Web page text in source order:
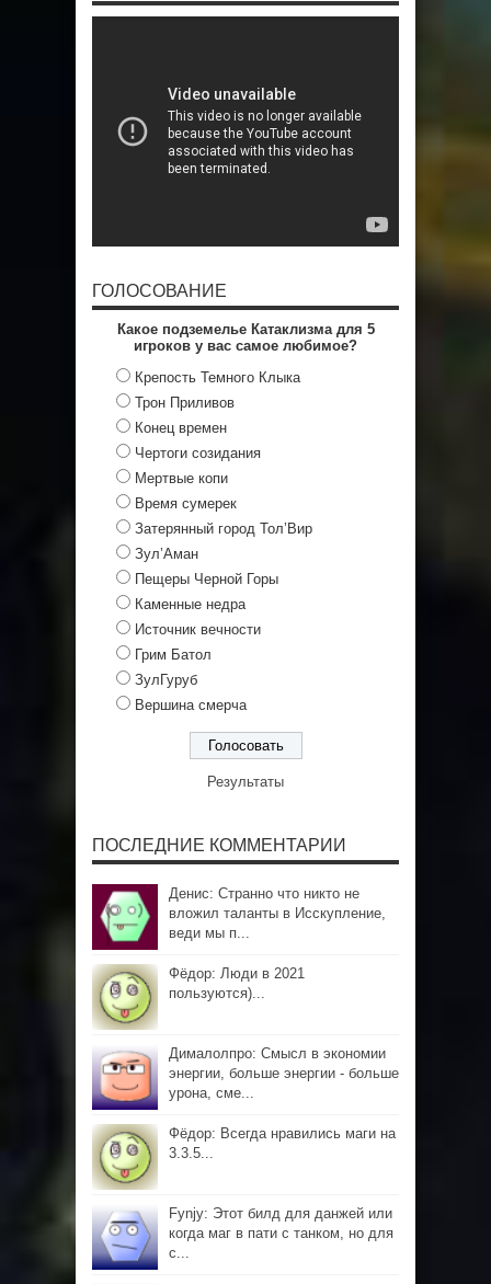
ГОЛОСОВАНИЕ
Какое подземелье Катаклизма для 5
игроков у вас самое любимое?
Крепость Темного Клыка
Трон Приливов
Конец времен
Чертоги созидания
Мертвые копи
Время сумерек
Затерянный город Тол’Вир
Зул’Аман
Пещеры Черной Горы
Каменные недра
Источник вечности
Грим Батол
ЗулГуруб
Вершина смерча
Результаты
ПОСЛЕДНИЕ КОММЕНТАРИИ
Денис: Странно что никто не
вложил таланты в Исскупление,
веди мы п...
Фёдор: Люди в 2021
пользуются)...
Дималолпро: Смысл в экономии
энергии, больше энергии - больше
урона, сме...
Фёдор: Всегда нравились маги на
3.3.5...
Fynjy: Этот билд для данжей или
когда маг в пати с танком, но для
с...